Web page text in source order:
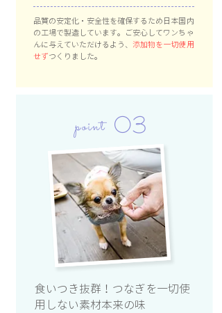
品質の安定化・安全性を確保するため日本国内
の工場で製造しています。ご安心してワンちゃ
んに与えていただけるよう、 添加物を一切使用
せずつくりました。
point 03
食いつき抜群！つなぎを一切使
用しない素材本来の味